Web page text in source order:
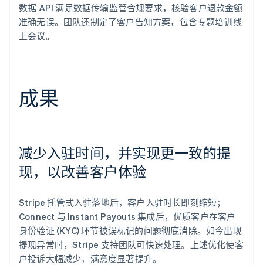
数据 API 满足数据传输监管合规要求，核验客户退款金额
准确无误。团队还制定了客户告知方案，包含专题培训线
上会议。
成果
减少入驻时间，并实现更一致的提
现，以改善客户体验
Stripe 托管式入驻落地后，客户入驻时长即刻缩短；
Connect 与 Instant Payouts 集成后，优质客户在客户
身份验证 (KYC) 环节被误标记的问题彻底消除。如今出现
提现异常时，Stripe 支持团队可快速处理。上述优化使客
户投诉大幅减少，满意度显著提升。